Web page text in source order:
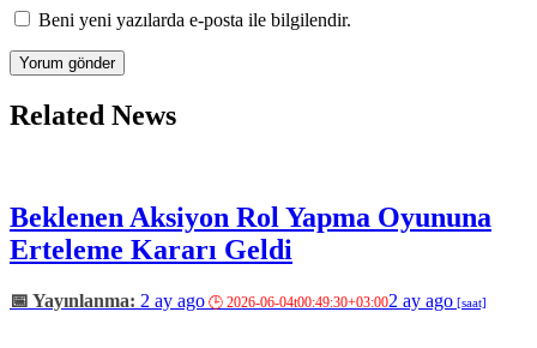
Beni yeni yazılarda e-posta ile bilgilendir.
Related News
Beklenen Aksiyon Rol Yapma Oyununa
Erteleme Kararı Geldi
2 ay ago 2 ay ago